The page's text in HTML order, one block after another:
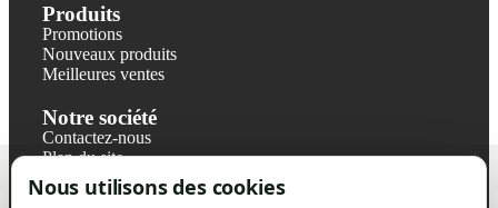
Nous utilisons des cookies
Produits
Promotions
Nouveaux produits
Meilleures ventes
Notre société
Contactez-nous
Plan du site
Magasin
Mentions légales